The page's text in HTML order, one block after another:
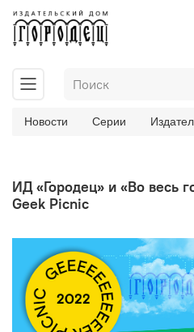
Новости Серии
ИД «Городец» и «Во весь
Geek Picnic